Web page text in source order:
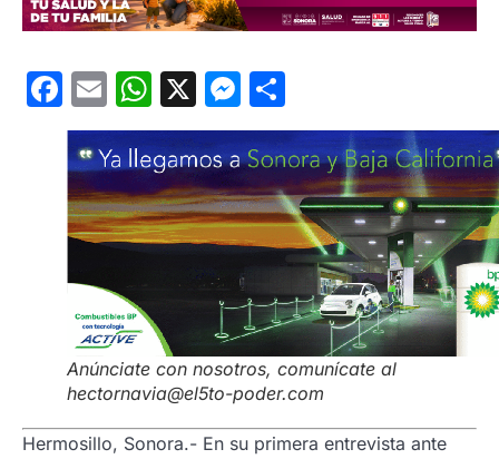
Facebook
EmailWhatsApp
X Messenger
Anúnciate con nosotros, comunícate al
hectornavia@el5to-poder.com
Hermosillo, Sonora.- En su primera entrevista ante